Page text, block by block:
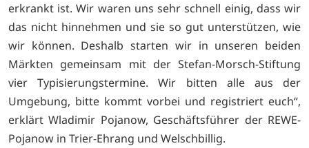
erkrankt ist. Wir waren uns sehr schnell einig, dass wir
das nicht hinnehmen und sie so gut unterstützen, wie
wir können. Deshalb starten wir in unseren beiden
Märkten gemeinsam mit der Stefan-Morsch-Stiftung
vier Typisierungstermine. Wir bitten alle aus der
Umgebung, bitte kommt vorbei und registriert euch“,
erklärt Wladimir Pojanow, Geschäftsführer der REWE-
Pojanow in Trier-Ehrang und Welschbillig.